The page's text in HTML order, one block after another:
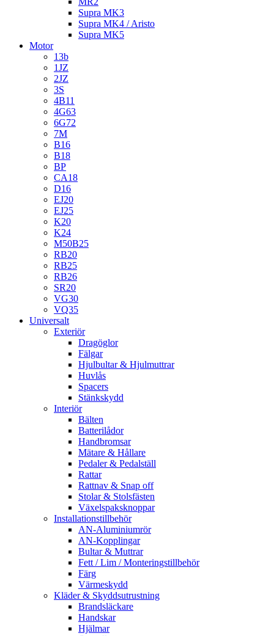
Supra MK3
Supra MK4 / Aristo
Supra MK5
Motor
13b
1JZ
2JZ
3S
4B11
4G63
6G72
7M
B16
B18
BP
CA18
D16
EJ20
EJ25
K20
K24
M50B25
RB20
RB25
RB26
SR20
VG30
VQ35
Universalt
Exteriör
Dragöglor
Fälgar
Hjulbultar & Hjulmuttrar
Huvlås
Spacers
Stänkskydd
Interiör
Bälten
Batterilådor
Handbromsar
Mätare & Hållare
Pedaler & Pedalställ
Rattar
Rattnav & Snap off
Stolar & Stolsfästen
Växelspaksknoppar
Installationstillbehör
AN-Aluminiumrör
AN-Kopplingar
Bultar & Muttrar
Fett / Lim / Monteringstillbehör
Färg
Värmeskydd
Kläder & Skyddsutrustning
Brandsläckare
Handskar
Hjälmar